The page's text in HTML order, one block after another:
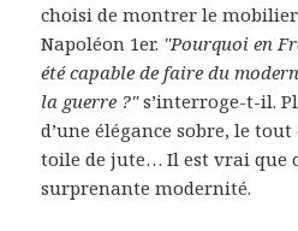
choisi de montrer le mobilier
Napoléon 1er. "Pourquoi en
été capable de faire du
la guerre ?"s’interroge-t-il.
d’une élégance sobre, le
toile de jute… Il est vrai que
surprenante modernité.